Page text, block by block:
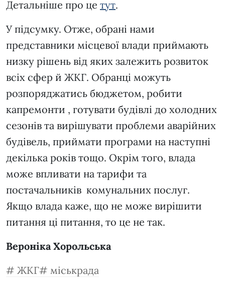
Детальніше про це тут.
У підсумку. Отже, обрані нами
представники місцевої влади приймають
низку рішень від яких залежить розвиток
всіх сфер й ЖКГ. Обранці можуть
розпоряджатись бюджетом, робити
капремонти , готувати будівлі до холодних
сезонів та вирішувати проблеми аварійних
будівель, приймати програми на наступні
декілька років тощо. Окрім того, влада
може впливати на тарифи та
постачальників комунальних послуг.
Якщо влада каже, що не може вирішити
питання ці питання, то це не так.
Вероніка Хорольська
ЖКГ
міськрада